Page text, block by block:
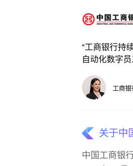
“工商银行持
自动化数字
工商银
关于中
中国工商银